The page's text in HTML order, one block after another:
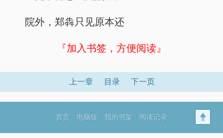
院外，郑犇只见原本还
『加入书签，方便阅读』
上一章 目录 下一页
首页 电脑版 我的书架 阅读记录